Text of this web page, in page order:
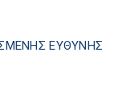
ΕΥΘΥΝΗΣ